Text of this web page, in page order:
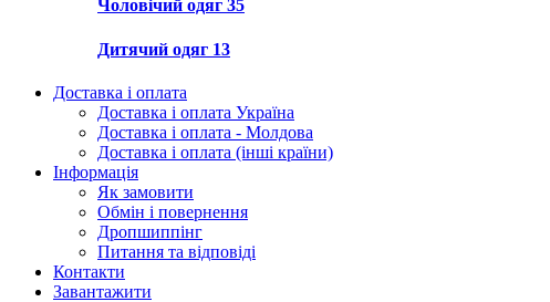
Чоловічий одяг 35
Дитячий одяг 13
Доставка і оплата
Доставка і оплата Україна
Доставка і оплата - Молдова
Доставка і оплата (інші країни)
Інформація
Як замовити
Обмін і повернення
Дропшиппінг
Питання та відповіді
Контакти
Завантажити